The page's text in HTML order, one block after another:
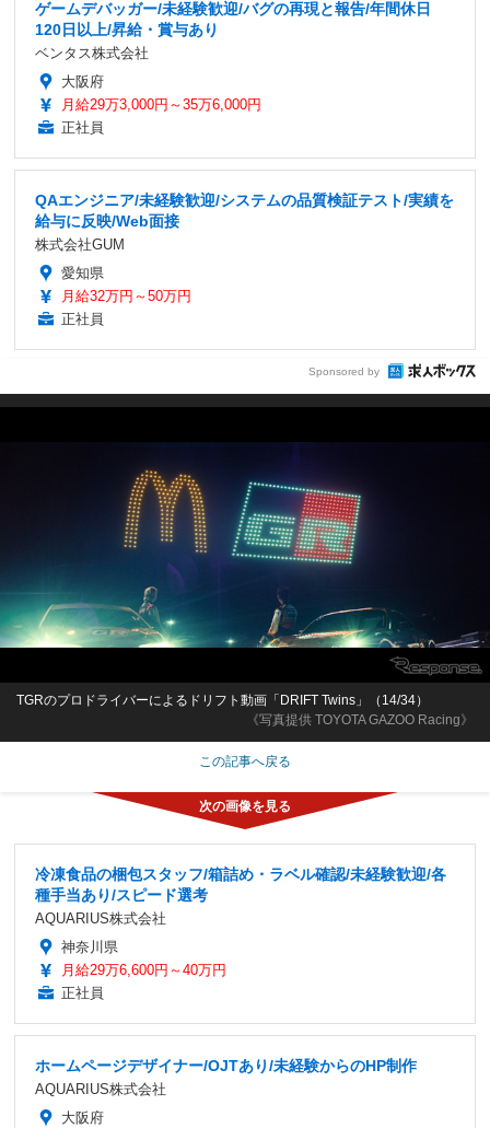
ゲームデバッガー/未経験歓迎/バグの再現と報告/年間休日
120日以上/昇給・賞与あり
ベンタス株式会社
大阪府
月給29万3,000円～35万6,000円
正社員
QAエンジニア/未経験歓迎/システムの品質検証テスト/実績を
給与に反映/Web面接
株式会社GUM
愛知県
月給32万円～50万円
正社員
Sponsored by
《写真提供 TOYOTA GAZOO Racing》
TGRのプロドライバーによるドリフト動画「DRIFT Twins」（14/34）
この記事へ戻る
冷凍食品の梱包スタッフ/箱詰め・ラベル確認/未経験歓迎/各
種手当あり/スピード選考
AQUARIUS株式会社
神奈川県
月給29万6,600円～40万円
正社員
ホームページデザイナー/OJTあり/未経験からのHP制作
AQUARIUS株式会社
大阪府